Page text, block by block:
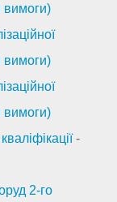
вимоги)
вимоги)
вимоги)
-
2-го